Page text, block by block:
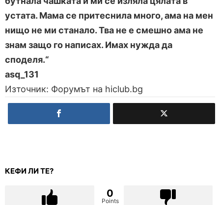
устата. Мама се притеснила много, ама на мен
нищо не ми станало. Тва не е смешно ама не
знам защо го написах. Имах нужда да
споделя.“
asq_131
Източник: Форумът на hiclub.bg
КЕФИ ЛИ ТЕ?
0
Points